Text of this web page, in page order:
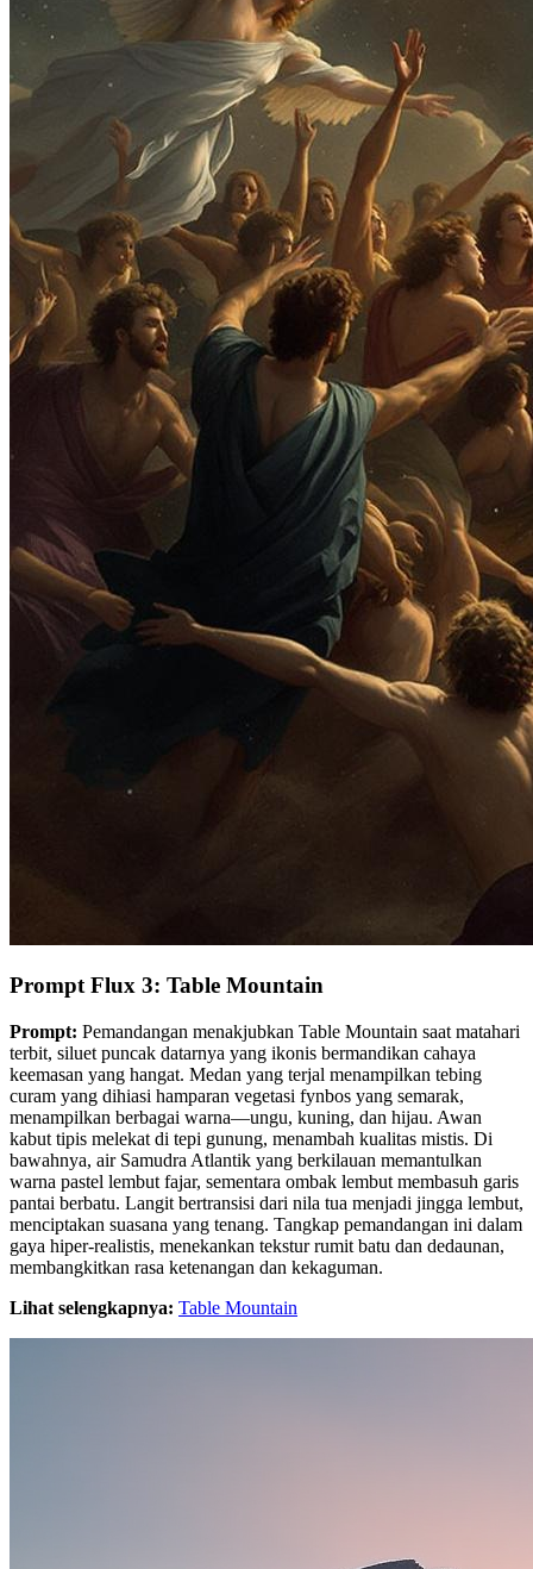
Prompt Flux 3: Table Mountain
Prompt: Pemandangan menakjubkan Table Mountain saat matahari
terbit, siluet puncak datarnya yang ikonis bermandikan cahaya
keemasan yang hangat. Medan yang terjal menampilkan tebing
curam yang dihiasi hamparan vegetasi fynbos yang semarak,
menampilkan berbagai warna—ungu, kuning, dan hijau. Awan
kabut tipis melekat di tepi gunung, menambah kualitas mistis. Di
bawahnya, air Samudra Atlantik yang berkilauan memantulkan
warna pastel lembut fajar, sementara ombak lembut membasuh garis
pantai berbatu. Langit bertransisi dari nila tua menjadi jingga lembut,
menciptakan suasana yang tenang. Tangkap pemandangan ini dalam
gaya hiper-realistis, menekankan tekstur rumit batu dan dedaunan,
membangkitkan rasa ketenangan dan kekaguman.
Lihat selengkapnya: Table Mountain